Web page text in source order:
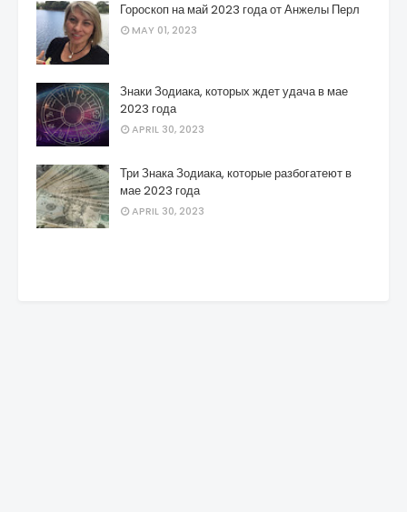
Гороскоп на май 2023 года от Анжелы Перл
MAY 01, 2023
Знаки Зодиака, которых ждет удача в мае
2023 года
APRIL 30, 2023
Три Знака Зодиака, которые разбогатеют в
мае 2023 года
APRIL 30, 2023